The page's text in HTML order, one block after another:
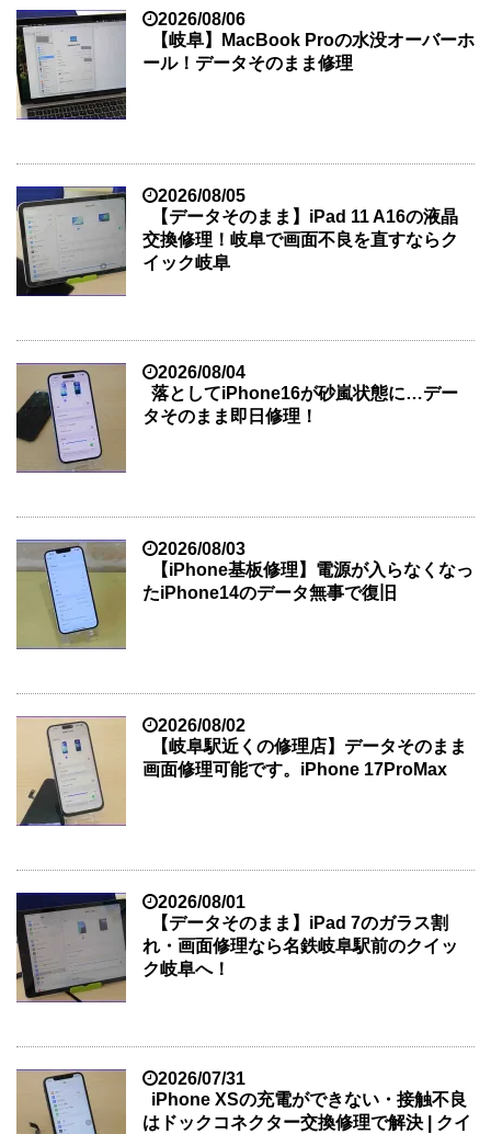
2026/08/06
【岐阜】MacBook Proの水没オーバーホ
ール！データそのまま修理
2026/08/05
【データそのまま】iPad 11 A16の液晶
交換修理！岐阜で画面不良を直すならク
イック岐阜
2026/08/04
落としてiPhone16が砂嵐状態に…デー
タそのまま即日修理！
2026/08/03
【iPhone基板修理】電源が入らなくなっ
たiPhone14のデータ無事で復旧
2026/08/02
【岐阜駅近くの修理店】データそのまま
画面修理可能です。iPhone 17ProMax
2026/08/01
【データそのまま】iPad 7のガラス割
れ・画面修理なら名鉄岐阜駅前のクイッ
ク岐阜へ！
2026/07/31
iPhone XSの充電ができない・接触不良
はドックコネクター交換修理で解決 | クイ